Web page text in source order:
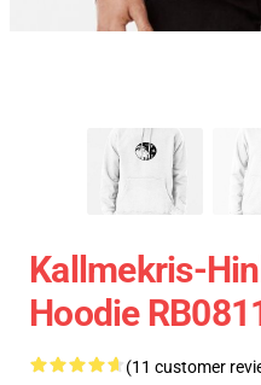
Kallmekris-
Hoodie
(11 customer